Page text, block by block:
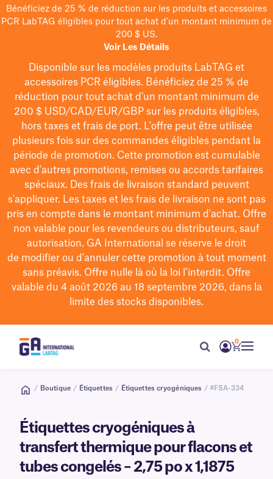
Bénéficiez de 25 % de réduction sur les produits et accessoires
PCR LabTAG éligibles pour tout achat d'un montant minimum de
200 $ US.
Voir Les Détails
Disponible sur les modèles produits LabTAG et
accessoires PCR éligibles. Bénéficiez de 25 % de
réduction pour tout achat d'un montant minimum de
200 $USD/CAD/EUR/GBPsur les produits éligibles,
hors taxes et frais de port. L'offre peut être utilisée
plusieurs fois sur des commandes éligibles pendant la
période de promotion. Cette promotion est cumulable
avec d'autres promotions, remises ou accords tarifaires
spéciaux. Des frais de livraison standard peuvent
s'appliquer. Les taxes et les frais de livraison ne sont pas
pris en compte dans le montant minimum d'achat. Offre
non valable pour les revendeurs ou distributeurs, sauf
autorisation. GA International se réserve le droit
de modifierou d’annuler cette promotion à tout moment
sans préavis. Offre nulle là où la loi l’interdit. Offre
valable du 4 août 2026 au 18 septembre 2026, dans la
limite des stocks disponibles.
0
/ Boutique / Étiquettes / Étiquettes cryogéniques / #FSA-334
Étiquettes cryogéniques à
transfert thermique pour flacons et
tubes congelés – 2,75 po x 1,1875